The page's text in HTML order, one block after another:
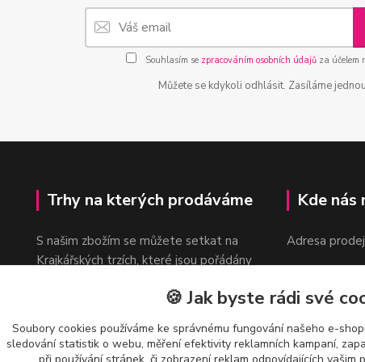
Souhlasím se zpracováním osobních údajůza účelem
Můžete se kdykoli odhlásit. Zasíláme
Trhy na kterých prodáváme
S našim zbožím se můžete setkat na
Krajkářských trzích, které jsou pořádány
Kde nás
Adresa
v blízkosti
🍪 Jak byste rádi své
Soubory cookies používáme ke správnému fungování našeho e-
sledování statistik o webu, měření efektivity reklamních kampaní,